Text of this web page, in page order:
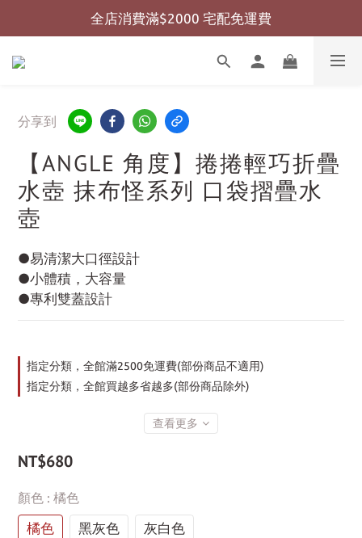
全店消費滿$999 超商免運費
全店消費滿$2000 宅配免運費
全店消費滿$999 超商免運費
分享到
【ANGLE 角度】捲捲輕巧折疊
水壺 抹布怪系列 口袋摺疊水
壺
●易清潔大口徑設計
●小體積，大容量
●專利雙蓋設計
指定分類，全館滿2500免運費(部份商品不適用)
指定分類，全館買越多省越多(部份商品除外)
查看更多
NT$680
顏色 : 橘色
橘色 黑灰色 灰白色